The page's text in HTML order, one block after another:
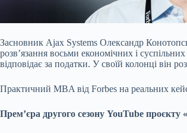
Засновник Ajax Systems Олександр
розв’язання восьми економічних і
відповідає за податки. У своїй колонці він
Практичний МBA від Forbes на реальних
Премʼєра другого сезону YouTube проєкту